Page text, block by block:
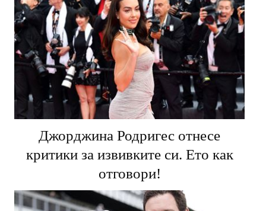
Джорджина Родригес отнесе
критики за извивките си. Ето как
отговори!